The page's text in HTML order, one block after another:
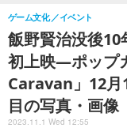
飯野賢治没後10
初上映―ポップ
Caravan」12月
目の写真・画像
ゲーム文化 イベント
2023.11.1 Wed 12:55